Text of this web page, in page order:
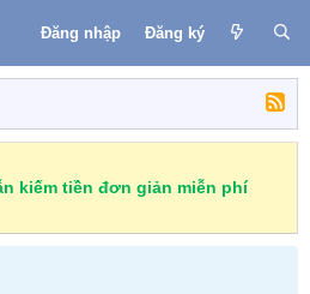
Đăng nhập Đăng ký
kiếm tiền đơn giản miễn phí